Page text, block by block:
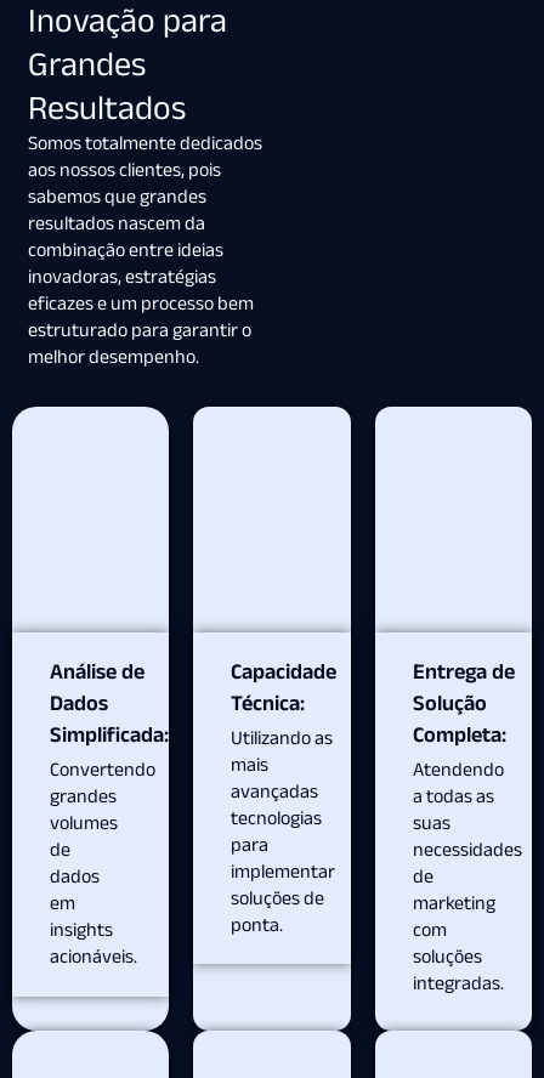
Inovação para
Grandes
Resultados
Somos totalmente dedicados
aos nossos clientes, pois
sabemos que grandes
resultados nascem da
combinação entre ideias
inovadoras, estratégias
eficazes e um processo bem
estruturado para garantir o
melhor desempenho.
Análise de
Dados
Simplificada:
Convertendo
grandes
volumes
de
dados
em
insights
acionáveis.
Capacidade
Técnica:
Utilizando as
mais
avançadas
tecnologias
para
implementar
soluções de
ponta.
Entrega de
Solução
Completa:
Atendendo
a todas as
suas
necessidades
de
marketing
com
soluções
integradas.